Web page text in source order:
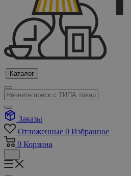
Каталог
Заказы
Отложенные 0 Избранное
0 Корзина